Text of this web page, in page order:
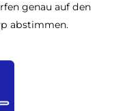
genau auf den
abstimmen.